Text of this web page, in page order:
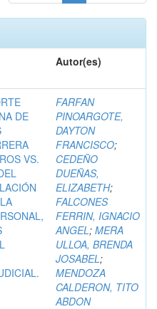
Autor(es)
DE
VS.
FARFAN
PINOARGOTE,
DAYTON
FRANCISCO;
CEDEÑO
DUEÑAS,
ELIZABETH;
FALCONES
FERRIN, IGNACIO
ANGEL; MERA
ULLOA, BRENDA
JOSABEL;
MENDOZA
CALDERON, TITO
ABDON